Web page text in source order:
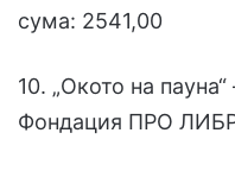
сума: 2541,00
10. „Окото на
Фондация ПРО